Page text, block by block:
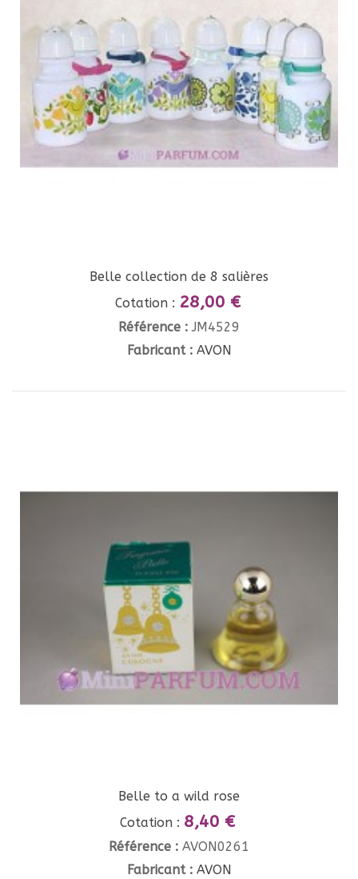
Belle collection de 8 salières
Cotation : 28,00 €
Référence : JM4529
Fabricant : AVON
Belle to a wild rose
Cotation : 8,40 €
Référence : AVON0261
Fabricant : AVON